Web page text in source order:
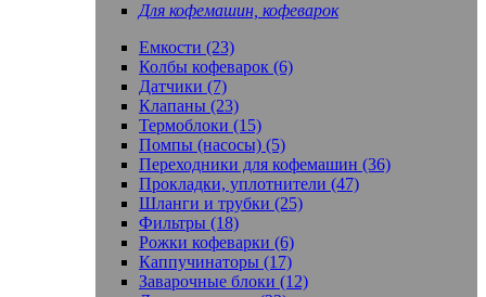
Для кофемашин, кофеварок
Емкости (23)
Колбы кофеварок (6)
Датчики (7)
Клапаны (23)
Термоблоки (15)
Помпы (насосы) (5)
Переходники для кофемашин (36)
Прокладки, уплотнители (47)
Шланги и трубки (25)
Фильтры (18)
Рожки кофеварки (6)
Каппучинаторы (17)
Заварочные блоки (12)